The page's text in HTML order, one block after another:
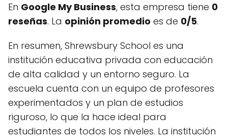
En Google My Business, esta empresa tiene 0
reseñas. La opinión promedio es de 0/5.
En resumen, Shrewsbury School es una
institución educativa privada con educación
de alta calidad y un entorno seguro. La
escuela cuenta con un equipo de profesores
experimentados y un plan de estudios
riguroso, lo que la hace ideal para
estudiantes de todos los niveles. La institución